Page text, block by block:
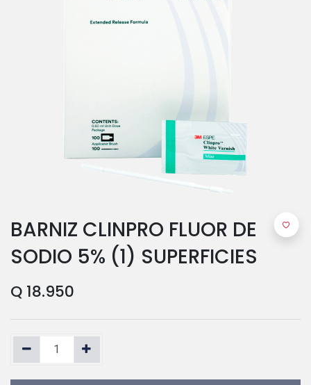
BARNIZ CLINPRO FLUOR DE
SODIO 5% (1) SUPERFICIES
Q 18.950